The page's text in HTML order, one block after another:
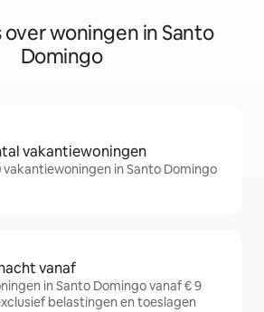
woningen in Santo
Domingo
vakantiewoningen
in Santo Domingo
vanaf
in Santo Domingo vanaf € 9
belastingen en toeslagen